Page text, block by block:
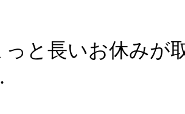
っと長いお休みが